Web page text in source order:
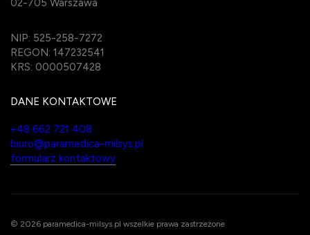
02-705 Warszawa
NIP: 525-258-7272
REGON: 147232541
KRS: 0000507428
DANE KONTAKTOWE
+48 662 721 408
biuro@paramedica-milsys.pl
formularz kontaktowy
© 2026 paramedica-milsys.pl wszelkie prawa zastrzeżone